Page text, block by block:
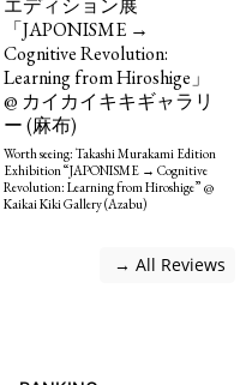
エディション展
「JAPONISME →
Cognitive Revolution:
Learning from Hiroshige」
@ カイカイキキギャラリ
ー (麻布)
Worth seeing: Takashi Murakami Edition
Exhibition “JAPONISME → Cognitive
Revolution: Learning from Hiroshige” @
Kaikai Kiki Gallery (Azabu)
→ All Reviews